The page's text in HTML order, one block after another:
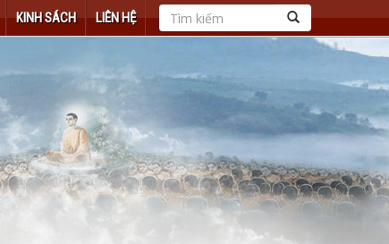
KINH SÁCH LIÊN HỆ